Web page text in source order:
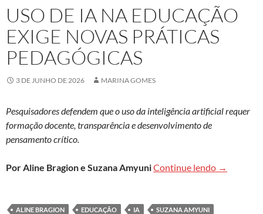
USO DE IA NA EDUCAÇÃO
EXIGE NOVAS PRÁTICAS
PEDAGÓGICAS
3 DE JUNHO DE 2026 MARINA GOMES
Pesquisadores defendem que o uso da inteligência artificial requer
formação docente, transparência e desenvolvimento de
pensamento crítico.
Por Aline Bragion e Suzana AmyuniContinue lendo Uso de IA
→
ALINE BRAGION EDUCAÇÃO IA SUZANA AMYUNI